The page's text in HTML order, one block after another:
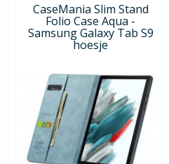
CaseMania Slim Stand
Folio Case Aqua -
Samsung Galaxy Tab S9
hoesje